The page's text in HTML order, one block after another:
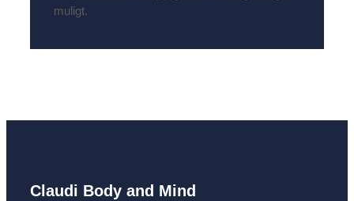
muligt.
Claudi Body and Mind